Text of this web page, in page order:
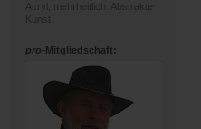
Acryl; mehrheitlich: Abstrakte
Kunst
pro-Mitgliedschaft: